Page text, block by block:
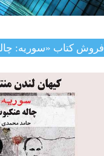
فروش کتاب «سوریه: